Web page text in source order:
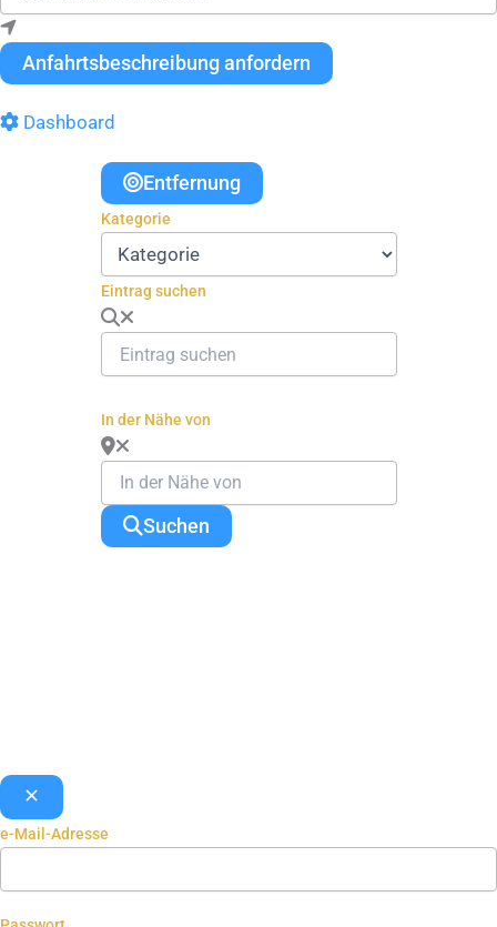
Anfahrtsbeschreibung anfordern
Dashboard
Entfernung
Kategorie
Eintrag suchen
In der Nähe von
Suchen
e-Mail-Adresse